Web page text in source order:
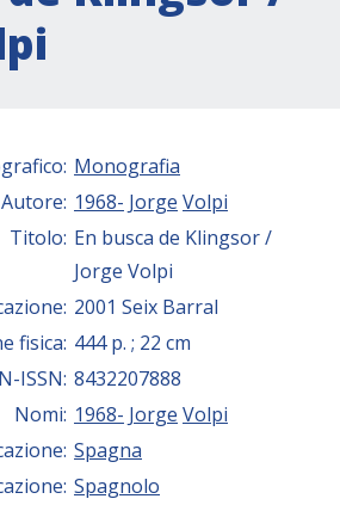
Monografia
Autore: 1968- Jorge Volpi
Titolo: En busca de Klingsor /
Jorge Volpi
2001 Seix Barral
fisica: 444 p. ; 22 cm
ISSN: 8432207888
Nomi: 1968- Jorge Volpi
Spagna
Spagnolo